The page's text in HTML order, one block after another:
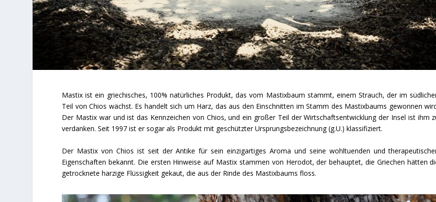
Mastix ist ein griechisches, 100% natürliches Produkt, das vom Mastixbaum stammt, einem Strauch, der im
Teil von Chios wächst. Es handelt sich um Harz, das aus den Einschnitten im Stamm des Mastixbaums gewonnen
Der Mastix war und ist das Kennzeichen von Chios, und ein großer Teil der Wirtschaftsentwicklung der Insel ist ihm
verdanken. Seit 1997 ist er sogar als Produkt mit geschützter Ursprungsbezeichnung (g.U.) klassifiziert.
Der Mastix von Chios ist seit der Antike für sein einzigartiges Aroma und seine wohltuenden und
Eigenschaften bekannt. Die ersten Hinweise auf Mastix stammen von Herodot, der behauptet, die Griechen hätten
getrocknete harzige Flüssigkeit gekaut, die aus der Rinde des Mastixbaums floss.